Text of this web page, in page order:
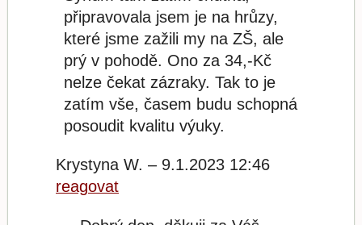
připravovala jsem je na hrůzy,
které jsme zažili my na ZŠ, ale
prý v pohodě. Ono za 34,-Kč
nelze čekat zázraky. Tak to je
zatím vše, časem budu schopná
posoudit kvalitu výuky.
Krystyna W. – 9.1.2023 12:46
reagovat